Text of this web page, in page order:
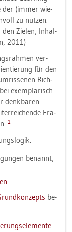
der (immer wie­
zu nut­zen.
den Zie­len, In­hal­
2011)
ver­
für den
Rich­
ex­em­pla­risch
denk­ba­ren
Fra­
1
be­nannt,
be­